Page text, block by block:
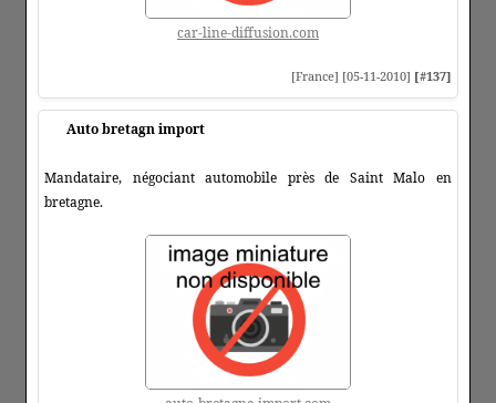
car-line-diffusion.com
[France] [05-11-2010] [#137]
Auto bretagn import
Mandataire, négociant automobile près de Saint Malo en
bretagne.